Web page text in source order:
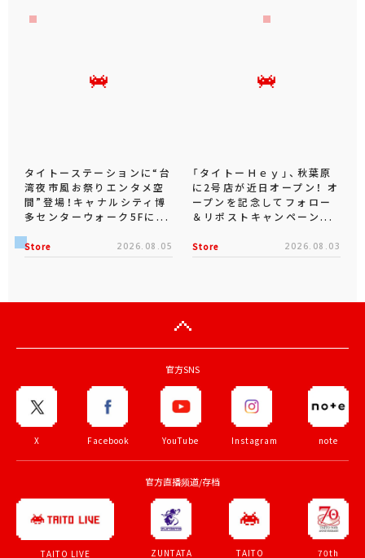
タイトーステーションに“台
湾夜市風お祭りエンタメ空
間”登場！キャナルシティ博
多センターウォーク5Fに...
Store 2026.08.05
「タイトーＨｅｙ」、秋葉原
に2号店が近日オープン！ オ
ープンを記念してフォロー
＆リポストキャンペーン...
Store 2026.08.03
官方SNS
X Facebook YouTube Instagram note
官方直播频道/存档
TAITO LIVE
ZUNTATA
TAITO
70th